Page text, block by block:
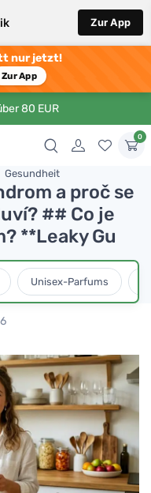
Zur App
nur jetzt!
Zur App
80 EUR
0
Gesundheit
a proč se
## Co je
**Leaky Gu
Unisex-Parfums